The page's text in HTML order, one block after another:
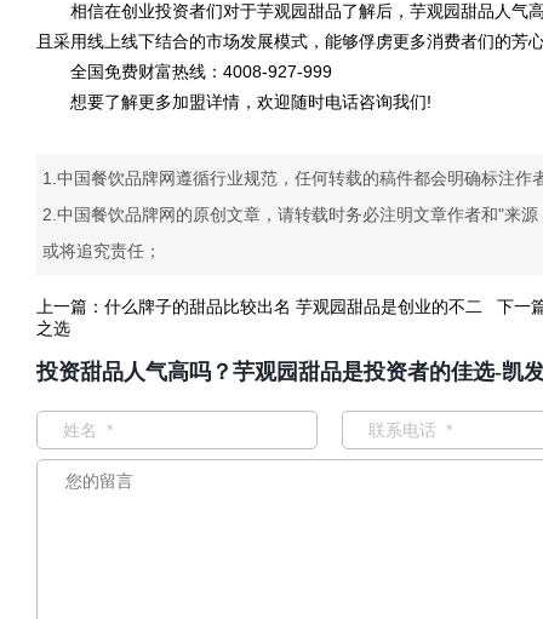
相信在创业投资者们对于芋观园甜品了解后，芋观园甜品人气
且采用线上线下结合的市场发展模式，能够俘虏更多消费者们的芳
全国免费财富热线：4008-927-999
想要了解更多加盟详情，欢迎随时电话咨询我们!
1.中国餐饮品牌网遵循行业规范，任何转载的稿件都会明确标注作
2.中国餐饮品牌网的原创文章，请转载时务必注明文章作者和"来
或将追究责任；
上一篇： 什么牌子的甜品比较出名 芋观园甜品是创业的不二
之选
下一
投资甜品人气高吗？芋观园甜品是投资者的佳选-凯